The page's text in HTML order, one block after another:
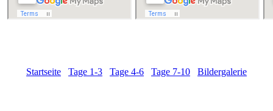
Startseite Tage 1-3 Tage 4-6 Tage 7-10 Bildergalerie